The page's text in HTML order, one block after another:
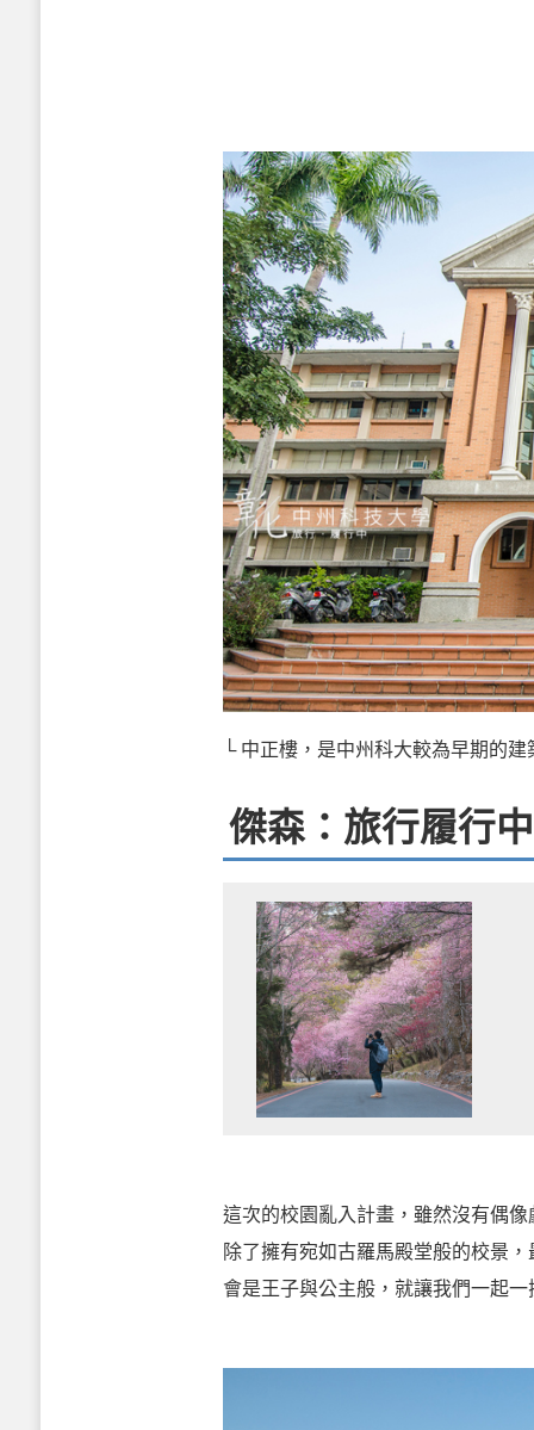
└ 中正樓，是中州科大較為早期的
傑森：旅行履行中
這次的校園亂入計畫，雖然沒有偶
除了擁有宛如古羅馬殿堂般的校景
會是王子與公主般，就讓我們一起一